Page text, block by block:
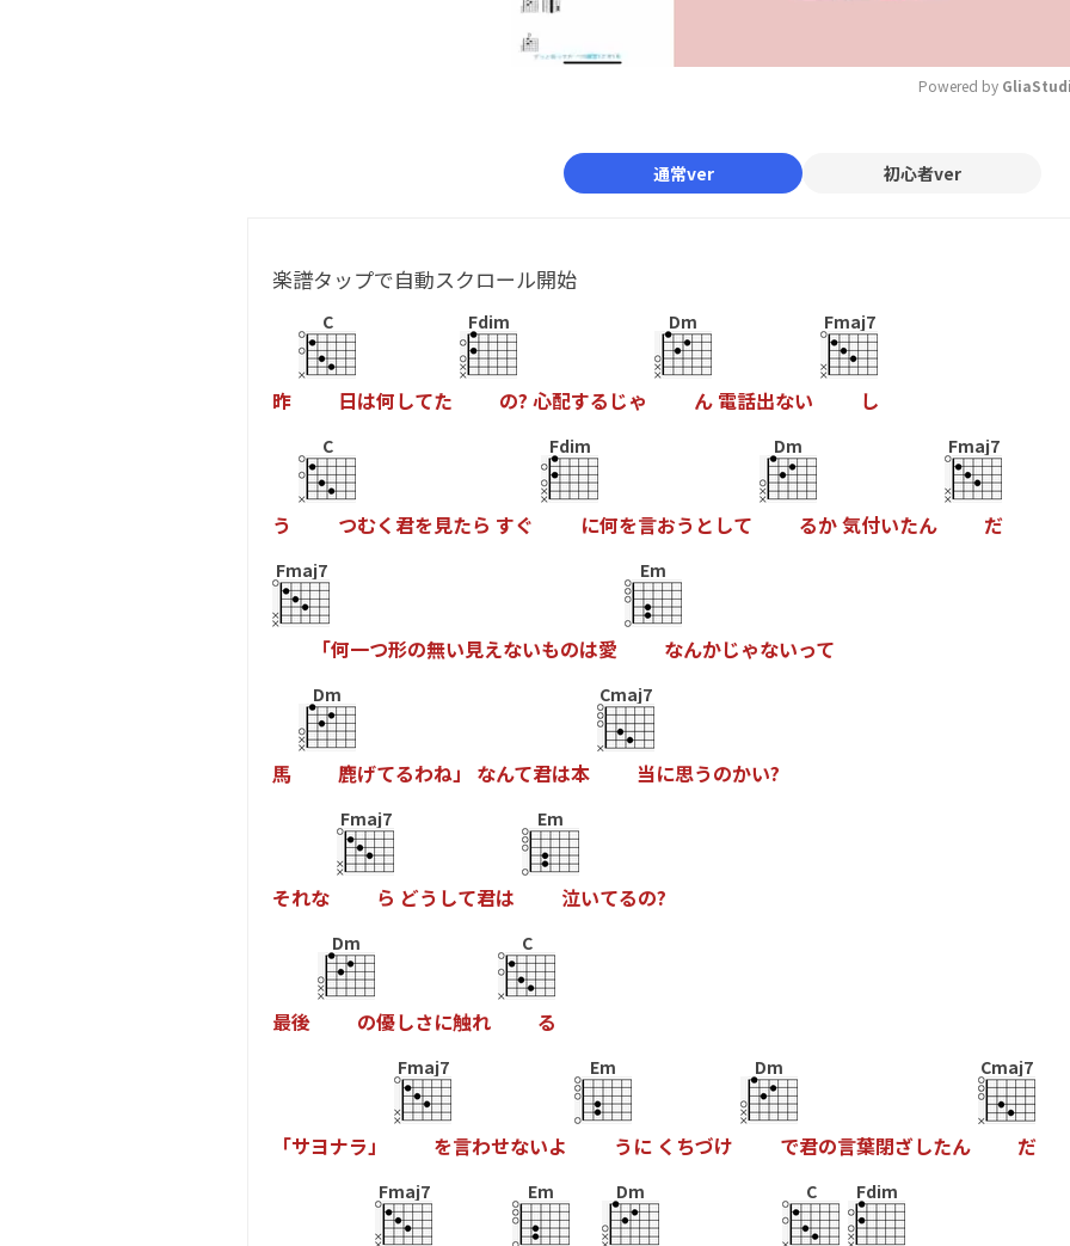
Powered by
通常ver 初心者ver
楽譜タップで自動スクロール開始
昨
C
日は何してた
Fdim
の? 心配する じゃ
Dm
ん 電話出ない
Fmaj7
し
う
C
つむく 君を見たら すぐ
Fdim
に何を言おう と して
Dm
るか気付いたん
Fmaj7
だ
Fmaj7
「何一つ形の無い見えないものは愛
Em
なんかじゃないって
馬
Dm
鹿げてるわね」 なんて君は本
Cmaj7
当に思うのかい?
それな
Fmaj7
ら どう して君は
Em
泣いてるの?
最後
Dm
の優しさに触れ
C
る
「サヨナラ」
Fmaj7
を言わせないよ
Em
う に く ちづけ
Dm
で君の言葉閉ざしたん
Cmaj7
だ
Fmaj7 Em Dm C Fdim